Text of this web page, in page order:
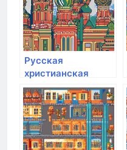
Русская
христианская
гуманитарная
академия им. Ф.М.
Достоевского